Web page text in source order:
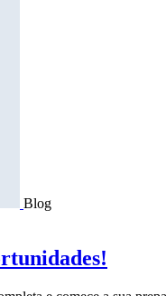
Blog